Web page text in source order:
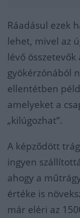
Ráadásul ezek
lehet, mivel az
lévő
gyökérzónából
ellentétben
amelyeket a
„kilúgozhat”.
A képződött
ingyen
ahogy a
értéke is
már eléri az